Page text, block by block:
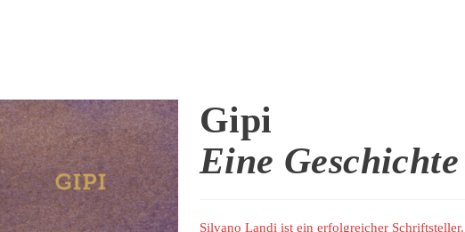
Gipi
Eine Geschichte
Silvano Landi ist ein erfolgreicher